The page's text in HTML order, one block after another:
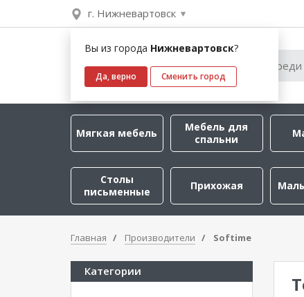
г. Нижневартовск
Вы из города Нижневартовск?
Да, верно Сменить город
Мягкая мебель
Мебель для
спальни
Столы
письменные
Прихожая
Главная Производители Softime
Категории